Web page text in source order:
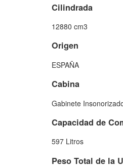
Cilindrada
12880 cm3
Origen
ESPAÑA
Cabina
Gabinete
Capacidad de
597 Litros
Peso Total de la